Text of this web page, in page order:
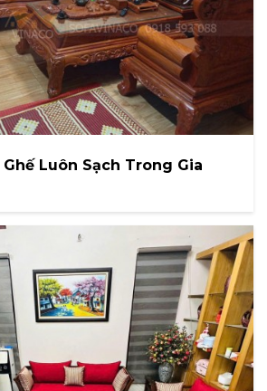
Luôn Sạch Trong Gia